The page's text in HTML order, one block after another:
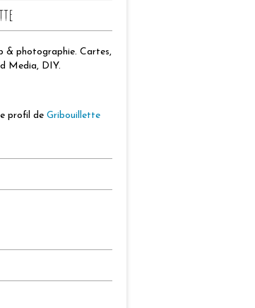
& photographie. Cartes,
Media, DIY.
profil de Gribouillette